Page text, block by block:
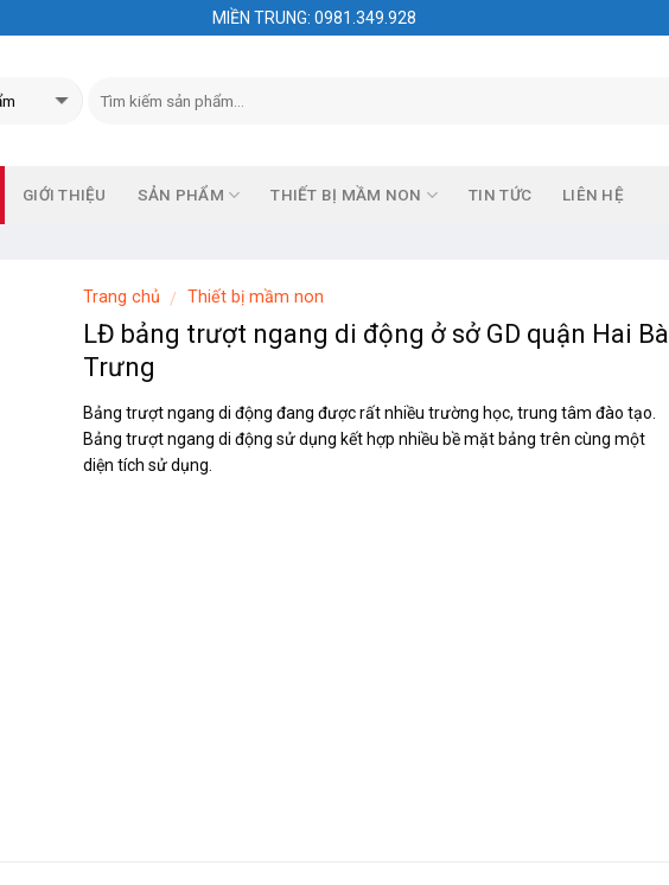
MIỀN TRUNG: 0981.349.928
GIỚI THIỆU SẢN PHẨM THIẾT BỊ MẦM NON TIN TỨC LIÊN HỆ
Trang chủ / Thiết bị mầm non
LĐ bảng trượt ngang di động ở sở GD quận Hai Bà
Trưng
Bảng trượt ngang di động đang được rất nhiều trường học, trung tâm đào tạo.
Bảng trượt ngang di động sử dụng kết hợp nhiều bề mặt bảng trên cùng một
diện tích sử dụng.